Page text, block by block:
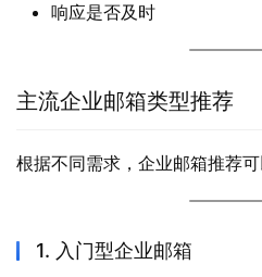
响应是否及时
主流企业邮箱类型推荐
根据不同需求，企业邮箱推荐可
1. 入门型企业邮箱